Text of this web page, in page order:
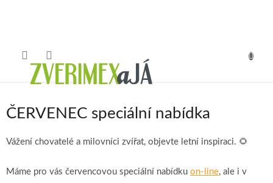
ČERVENEC speciální nabídka
Vážení chovatelé a milovníci zvířat, objevte letní inspiraci. 🌻
Máme pro vás červencovou speciální nabídku on-line, ale i v